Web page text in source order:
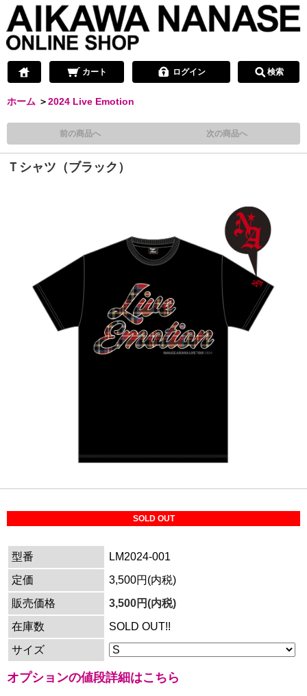
カート ログイン 検索
ホーム ＞2024 Live Emotion
前の商品へ 次の商品へ
Ｔシャツ（ブラック）
SOLD OUT
型番
LM2024-001
定価
3,500円(内税)
販売価格
3,500円(内税)
在庫数
SOLD OUT!!
サイズ
オプションの値段詳細はこちら